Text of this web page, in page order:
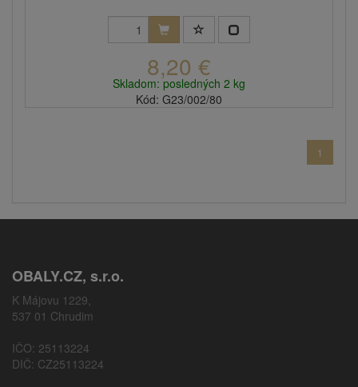
8,20 €
Skladom: posledných 2 kg
Kód: G23/002/80
1
OBALY.CZ, s.r.o.
K Májovu 1229,
537 01 Chrudim
IČO: 25113224
DIČ: CZ25113224